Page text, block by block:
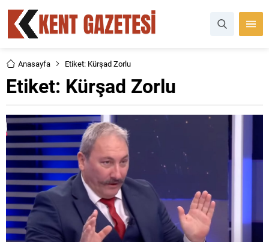
Anasayfa Etiket: Kürşad Zorlu
Etiket: Kürşad Zorlu